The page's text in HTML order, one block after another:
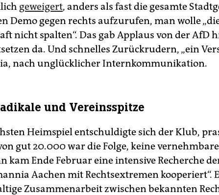
geweigert, anders als fast die gesamte
Demo gegen rechts aufzurufen, man wolle
nicht spalten“. Das gab Applaus von der AfD
da. Und schnelles Zurückrudern, „ein
nach unglücklicher Internkommunikation.
und Vereinsspitze
Heimspiel entschuldigte sich der Klub,
gut 20.000 war die Folge, keine
kam Ende Februar eine intensive Recherche
Aachen mit Rechtsextremen kooperiert“.
Zusammenarbeit zwischen bekannten